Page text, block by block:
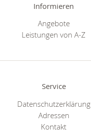
Informieren
Angebote
Leistungen von A-Z
Service
Datenschutzerklärung
Adressen
Kontakt